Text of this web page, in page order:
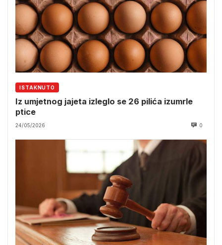
ISTAKNUTO
Iz umjetnog jajeta izleglo se 26 pilića izumrle
ptice
24/05/2026 0